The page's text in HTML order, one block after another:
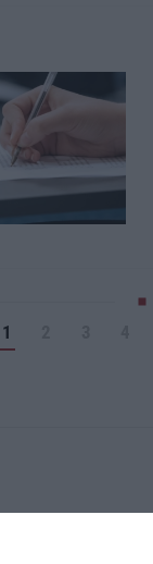
1
6/G, S.Eufemia,